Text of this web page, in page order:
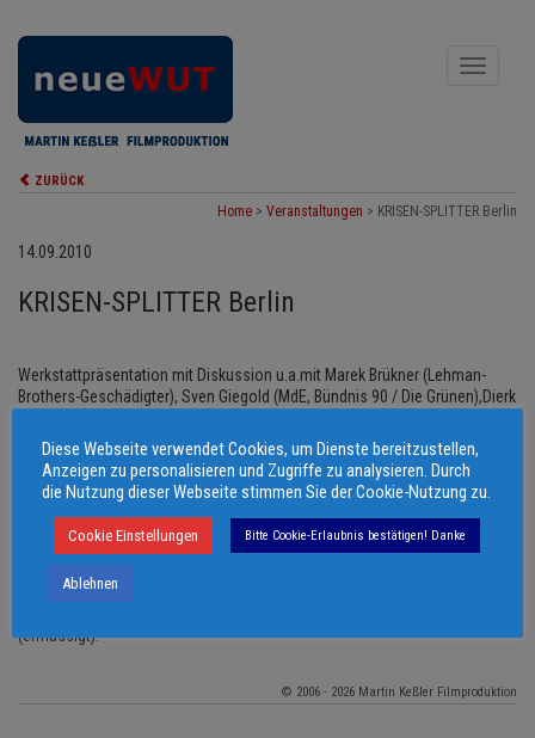
Toggle
ZURÜCK
Home > Veranstaltungen > KRISEN-SPLITTER Berlin
14.09.2010
KRISEN-SPLITTER Berlin
Werkstattpräsentation mit Diskussion u.a.mit Marek Brükner (Lehman-
Brothers-Geschädigter), Sven Giegold (MdE, Bündnis 90 / Die Grünen),Dierk
Zeitzeuge Weltwirtschaftskrise 1929), Werner Landwehr (GLS-Bank), Ulla
Pingel (ver.di Erwerbslose), Matthias Schmelzer (attac), Peter Vollmer
(Appell Vermögensabgabe), Sahra Wagenknecht (DIE LINKE).
Filmemacher Martin Keßler zeigt Auszüge aus dem Drehmaterial und
diskutiert mit Gästen und dem Publikum über Ursachen und Folgen der
Wirtschafts- und Finanzkrise.
14. September, 19.30 Uhr, in der Bundeshauptstadt Berlin im Kino Babylon,
(ermässigt).
© 2006 - 2026 Martin Keßler Filmproduktion
Diese Webseite verwendet Cookies, um Dienste bereitzustellen,
Anzeigen zu personalisieren und Zugriffe zu analysieren. Durch
die Nutzung dieser Webseite stimmen Sie der Cookie-Nutzung zu.
Cookie Einstellungen Bitte Cookie-Erlaubnis bestätigen! Danke
Ablehnen